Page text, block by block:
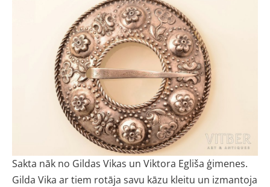
Sakta nāk no Gildas Vikas un Viktora Egliša ģimenes.
Gilda Vika ar tiem rotāja savu kāzu kleitu un izmantoja